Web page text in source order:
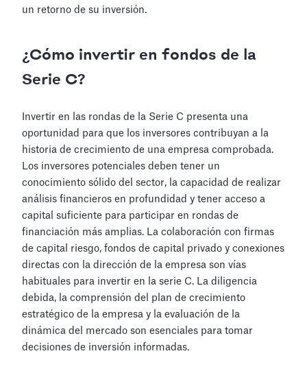
un retorno de su inversión.
¿Cómo invertir en fondos de la
Serie C?
Invertir en las rondas de la Serie C presenta una
oportunidad para que los inversores contribuyan a la
historia de crecimiento de una empresa comprobada.
Los inversores potenciales deben tener un
conocimiento sólido del sector, la capacidad de realizar
análisis financieros en profundidad y tener acceso a
capital suficiente para participar en rondas de
financiación más amplias. La colaboración con firmas
de capital riesgo, fondos de capital privado y conexiones
directas con la dirección de la empresa son vías
habituales para invertir en la serie C. La diligencia
debida, la comprensión del plan de crecimiento
estratégico de la empresa y la evaluación de la
dinámica del mercado son esenciales para tomar
decisiones de inversión informadas.